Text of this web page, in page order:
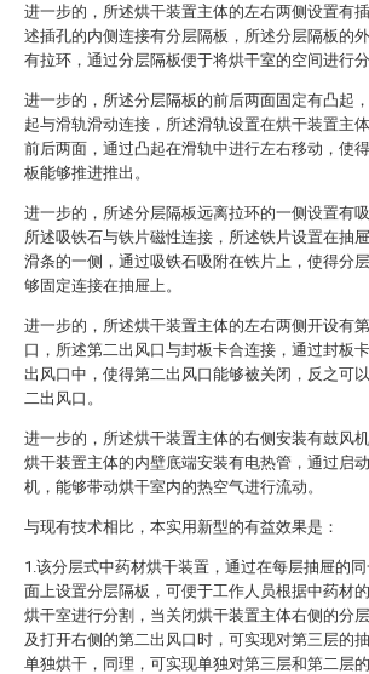
进一步的，所述烘干装置主体的左右两侧设置有
述插孔的内侧连接有分层隔板，所述分层隔板的
有拉环，通过分层隔板便于将烘干室的空间进行分
进一步的，所述分层隔板的前后两面固定有凸起
起与滑轨滑动连接，所述滑轨设置在烘干装置主
前后两面，通过凸起在滑轨中进行左右移动，使
板能够推进推出。
进一步的，所述分层隔板远离拉环的一侧设置有吸
所述吸铁石与铁片磁性连接，所述铁片设置在抽
滑条的一侧，通过吸铁石吸附在铁片上，使得分
够固定连接在抽屉上。
进一步的，所述烘干装置主体的左右两侧开设有
口，所述第二出风口与封板卡合连接，通过封板
出风口中，使得第二出风口能够被关闭，反之可
二出风口。
进一步的，所述烘干装置主体的右侧安装有鼓风
烘干装置主体的内壁底端安装有电热管，通过启
机，能够带动烘干室内的热空气进行流动。
与现有技术相比，本实用新型的有益效果是：
1.该分层式中药材烘干装置，通过在每层抽屉的
面上设置分层隔板，可便于工作人员根据中药材
烘干室进行分割，当关闭烘干装置主体右侧的分
及打开右侧的第二出风口时，可实现对第三层的
单独烘干，同理，可实现单独对第三层和第二层